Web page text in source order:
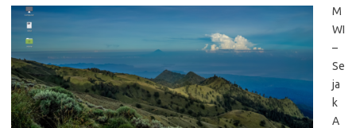
M
WI
–
Se
ja
k
A